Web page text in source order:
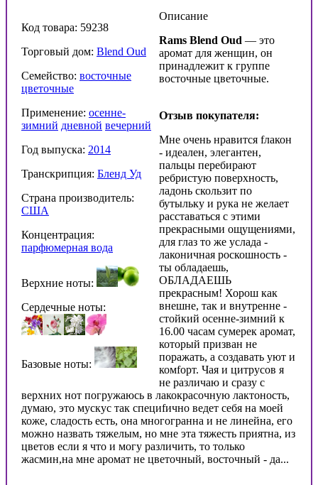
Код товара: 59238
Торговый дом: Blend Oud
Семейство: восточные
цветочные
Применение: осенне-
зимний дневной вечерний
Год выпуска: 2014
Транскрипция: Бленд Уд
Страна производитель:
США
Концентрация:
парфюмерная вода
Верхние ноты:
Сердечные ноты:
Базовые ноты:
Описание
Rams Blend Oud — это
аромат для женщин, он
принадлежит к группе
восточные цветочные.
Отзыв покупателя:
Мне очень нравится fлакон
- идеален, элегантен,
пальцы перебирают
ребристую поверхность,
ладонь скользит по
бутыльку и рука не желает
расставаться с этими
прекрасными ощущениями,
для глаз то же услада -
лаконичная роскошность -
ты обладаешь,
ОБЛАДАЕШЬ
прекрасным! Хорош как
внешне, так и внутренне -
стойкий осенне-зимний к
16.00 часам сумерек аромат,
который призван не
поражать, а создавать уют и
комfорт. Чая и цитрусов я
не различаю и сразу с
верхних нот погружаюсь в лакокрасочную лактоность,
думаю, это мускус так специfично ведет себя на моей
коже, сладость есть, она многогранна и не линейна, его
можно назвать тяжелым, но мне эта тяжесть приятна, из
цветов если я что и могу различить, то только
жасмин,на мне аромат не цветочный, восточный - да...